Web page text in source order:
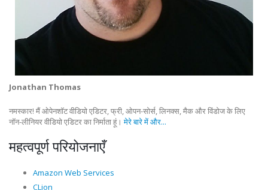
Jonathan Thomas
नमस्कार! मैं ओपेनशॉट वीडियो एडिटर, फ्री, ओपन-सोर्स, लिनक्स, मैक और विंडोज के लिए
नॉन-लीनियर वीडियो एडिटर का निर्माता हूं।मेरे बारे में और...
महत्वपूर्ण परियोजनाएँ
Amazon Web Services
CLion